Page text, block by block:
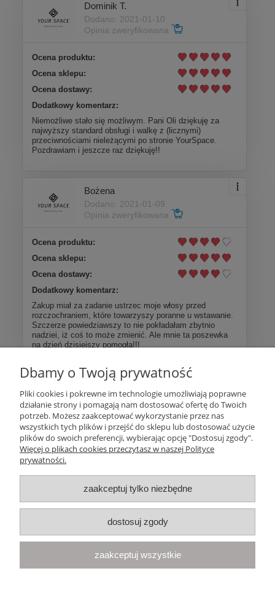
Dominik T.
Dodano: 2021-01-10
Opinia zweryfikowana
Ocena produktu:
Ocena sklepu:
Ocena dostawy:
Dodatkowy komentarz:
Niemożliwe stało się możliwym. Pani Oli dziękuję za
najwyższy standard obsługi i walkę z (licznymi)
przeciwnościami nieleżącymi po stronie YourSpace.
Pozdrawiam i jeszcze raz dziękuję!!
Bożena
Dodano: 2021-01-09
Opinia zweryfikowana
Ocena produktu:
Ocena sklepu:
Ocena dostawy:
Dodatkowy komentarz:
Zakup miał za zadanie ustrzec moje włosy przed
rozczochraniem, które towarzyszy poranne u wstawanie.
Szczerze powiedziawszy to nie pokładałam zbytnio
nadziei, iż coś to może zmienić. Ale mnie ta poszewka
na dzień dzisiejszy pomogła!!!
Więcej opinii
Pomoc
Moje konto
Płatności i dostawa
Informacje
O nas
Your Space| Olimpijska 8, 86-010 Samociążek, woj. kujawsko-
Dbamy o Twoją prywatność
Pliki cookies i pokrewne im technologie umożliwiają poprawne
działanie strony i pomagają nam dostosować ofertę do Twoich
potrzeb. Możesz zaakceptować wykorzystanie przez nas
wszystkich tych plików i przejść do sklepu lub dostosować użycie
plików do swoich preferencji, wybierając opcję "Dostosuj zgody".
Więcej o plikach cookies przeczytasz w naszej Polityce
prywatności.
zaakceptuj tylko niezbędne
dostosuj zgody
zaakceptuj wszystkie